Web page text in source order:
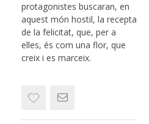
protagonistes buscaran, en
aquest món hostil, la recepta
de la felicitat, que, per a
elles, és com una flor, que
creix i es marceix.